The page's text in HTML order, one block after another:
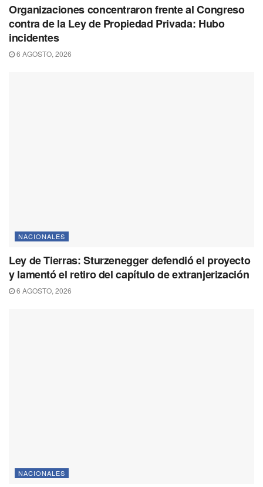
Organizaciones concentraron frente al Congreso
contra de la Ley de Propiedad Privada: Hubo
incidentes
6 AGOSTO, 2026
NACIONALES
Ley de Tierras: Sturzenegger defendió el proyecto
y lamentó el retiro del capítulo de extranjerización
6 AGOSTO, 2026
NACIONALES